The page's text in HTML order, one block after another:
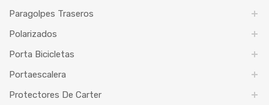
Paragolpes Traseros
Polarizados
Porta Bicicletas
Portaescalera
Protectores De Carter